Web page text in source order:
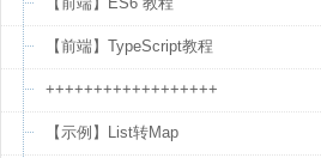
【前端】TypeScript教程
++++++++++++++++++
【示例】List转Map